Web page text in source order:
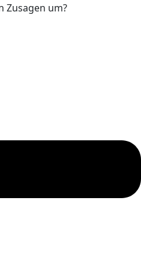
Zusagen um?